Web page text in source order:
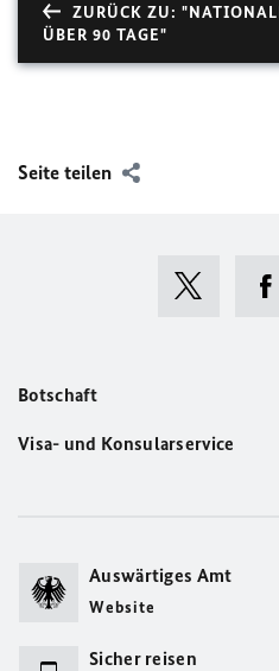
ZURÜCK ZU:
ÜBER 90 TAGE"
Seite teilen
Botschaft
Visa- und Konsularservice
Auswärtiges Amt
Website
Sicher reisen